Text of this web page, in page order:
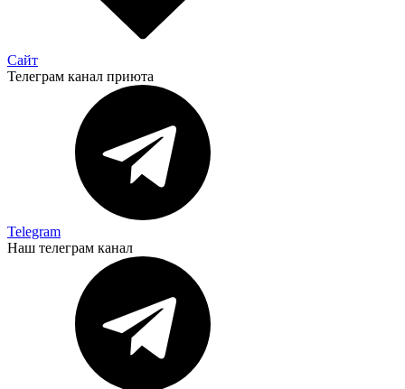
Сайт
Телеграм канал приюта
Telegram
Наш телеграм канал